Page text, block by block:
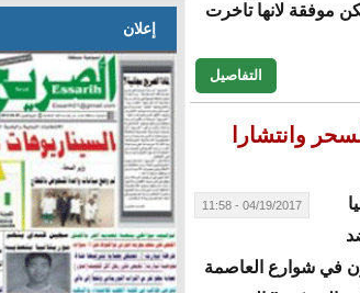
موفقة لانها تاخرت
التفاصيل
وانتشارا
04/19/2017 - 11:58
في شوارع العاصمة
إعلان